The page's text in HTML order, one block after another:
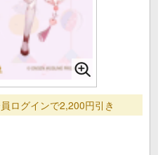
ログインで2,200円引き